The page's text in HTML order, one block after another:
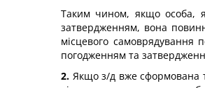
Таким чином, якщо особа,
затвердженням, вона
місцевого самоврядування
погодженням та
2. Якщо з/д вже сформована